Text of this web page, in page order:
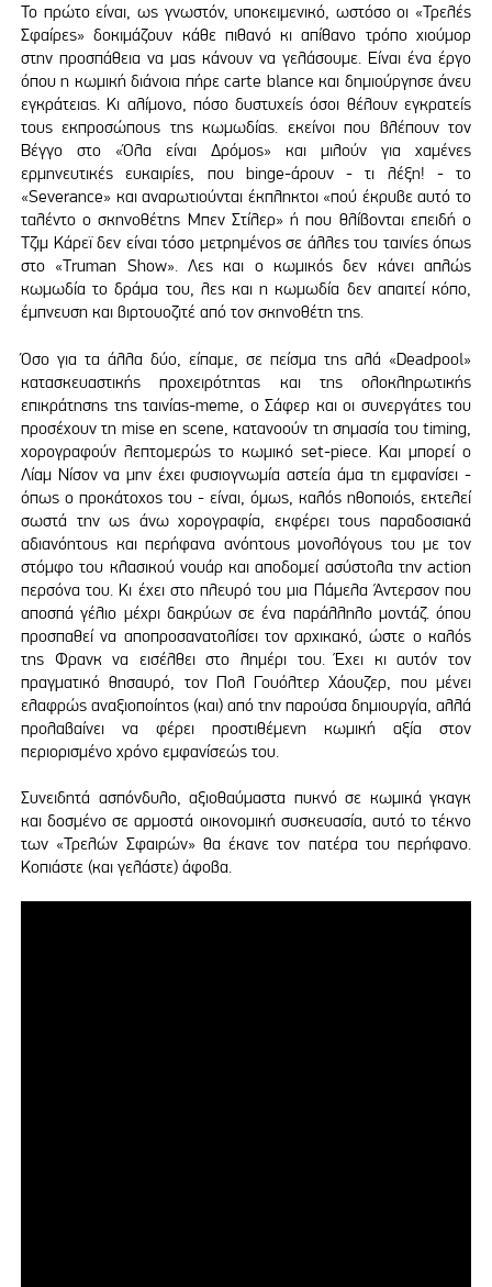
Το πρώτο είναι, ως γνωστόν, υποκειμενικό, ωστόσο oι «Τρελές
Σφαίρες» δοκιμάζουν κάθε πιθανό κι απίθανο τρόπο χιούμορ
στην προσπάθεια να μας κάνουν να γελάσουμε. Είναι ένα έργο
όπου η κωμική διάνοια πήρε carte blance και δημιούργησε άνευ
εγκράτειας. Κι αλίμονο, πόσο δυστυχείς όσοι θέλουν εγκρατείς
τους εκπροσώπους της κωμωδίας. εκείνοι που βλέπουν τον
Βέγγο στο «Όλα είναι Δρόμος» και μιλούν για χαμένες
ερμηνευτικές ευκαιρίες, που binge-άρουν - τι λέξη! - το
«Severance» και αναρωτιούνται έκπληκτοι «πού έκρυβε αυτό το
ταλέντο ο σκηνοθέτης Μπεν Στίλερ» ή που θλίβονται επειδή ο
Τζιμ Κάρεϊ δεν είναι τόσο μετρημένος σε άλλες του ταινίες όπως
στο «Truman Show». Λες και ο κωμικός δεν κάνει απλώς
κωμωδία το δράμα του, λες και η κωμωδία δεν απαιτεί κόπο,
έμπνευση και βιρτουοζιτέ από τον σκηνοθέτη της.
Όσο για τα άλλα δύο, είπαμε, σε πείσμα της αλά «Deadpool»
κατασκευαστικής προχειρότητας και της ολοκληρωτικής
επικράτησης της ταινίας-meme, ο Σάφερ και οι συνεργάτες του
προσέχουν τη mise en scene, κατανοούν τη σημασία του timing,
χορογραφούν λεπτομερώς το κωμικό set-piece. Και μπορεί ο
Λίαμ Νίσον να μην έχει φυσιογνωμία αστεία άμα τη εμφανίσει -
όπως ο προκάτοχος του - είναι, όμως, καλός ηθοποιός, εκτελεί
σωστά την ως άνω χορογραφία, εκφέρει τους παραδοσιακά
αδιανόητους και περήφανα ανόητους μονολόγους του με τον
στόμφο του κλασικού νουάρ και αποδομεί ασύστολα την action
περσόνα του. Κι έχει στο πλευρό του μια Πάμελα Άντερσον που
αποσπά γέλιο μέχρι δακρύων σε ένα παράλληλο μοντάζ. όπου
προσπαθεί να αποπροσανατολίσει τον αρχικακό, ώστε ο καλός
της Φρανκ να εισέλθει στο λημέρι του. Έχει κι αυτόν τον
πραγματικό θησαυρό, τον Πολ Γουόλτερ Χάουζερ, που μένει
ελαφρώς αναξιοποίητος (και) από την παρούσα δημιουργία, αλλά
προλαβαίνει να φέρει προστιθέμενη κωμική αξία στον
περιορισμένο χρόνο εμφανίσεώς του.
Συνειδητά ασπόνδυλο, αξιοθαύμαστα πυκνό σε κωμικά γκαγκ
και δοσμένο σε αρμοστά οικονομική συσκευασία, αυτό το τέκνο
των «Τρελών Σφαιρών» θα έκανε τον πατέρα του περήφανο.
Κοπιάστε (και γελάστε) άφοβα.